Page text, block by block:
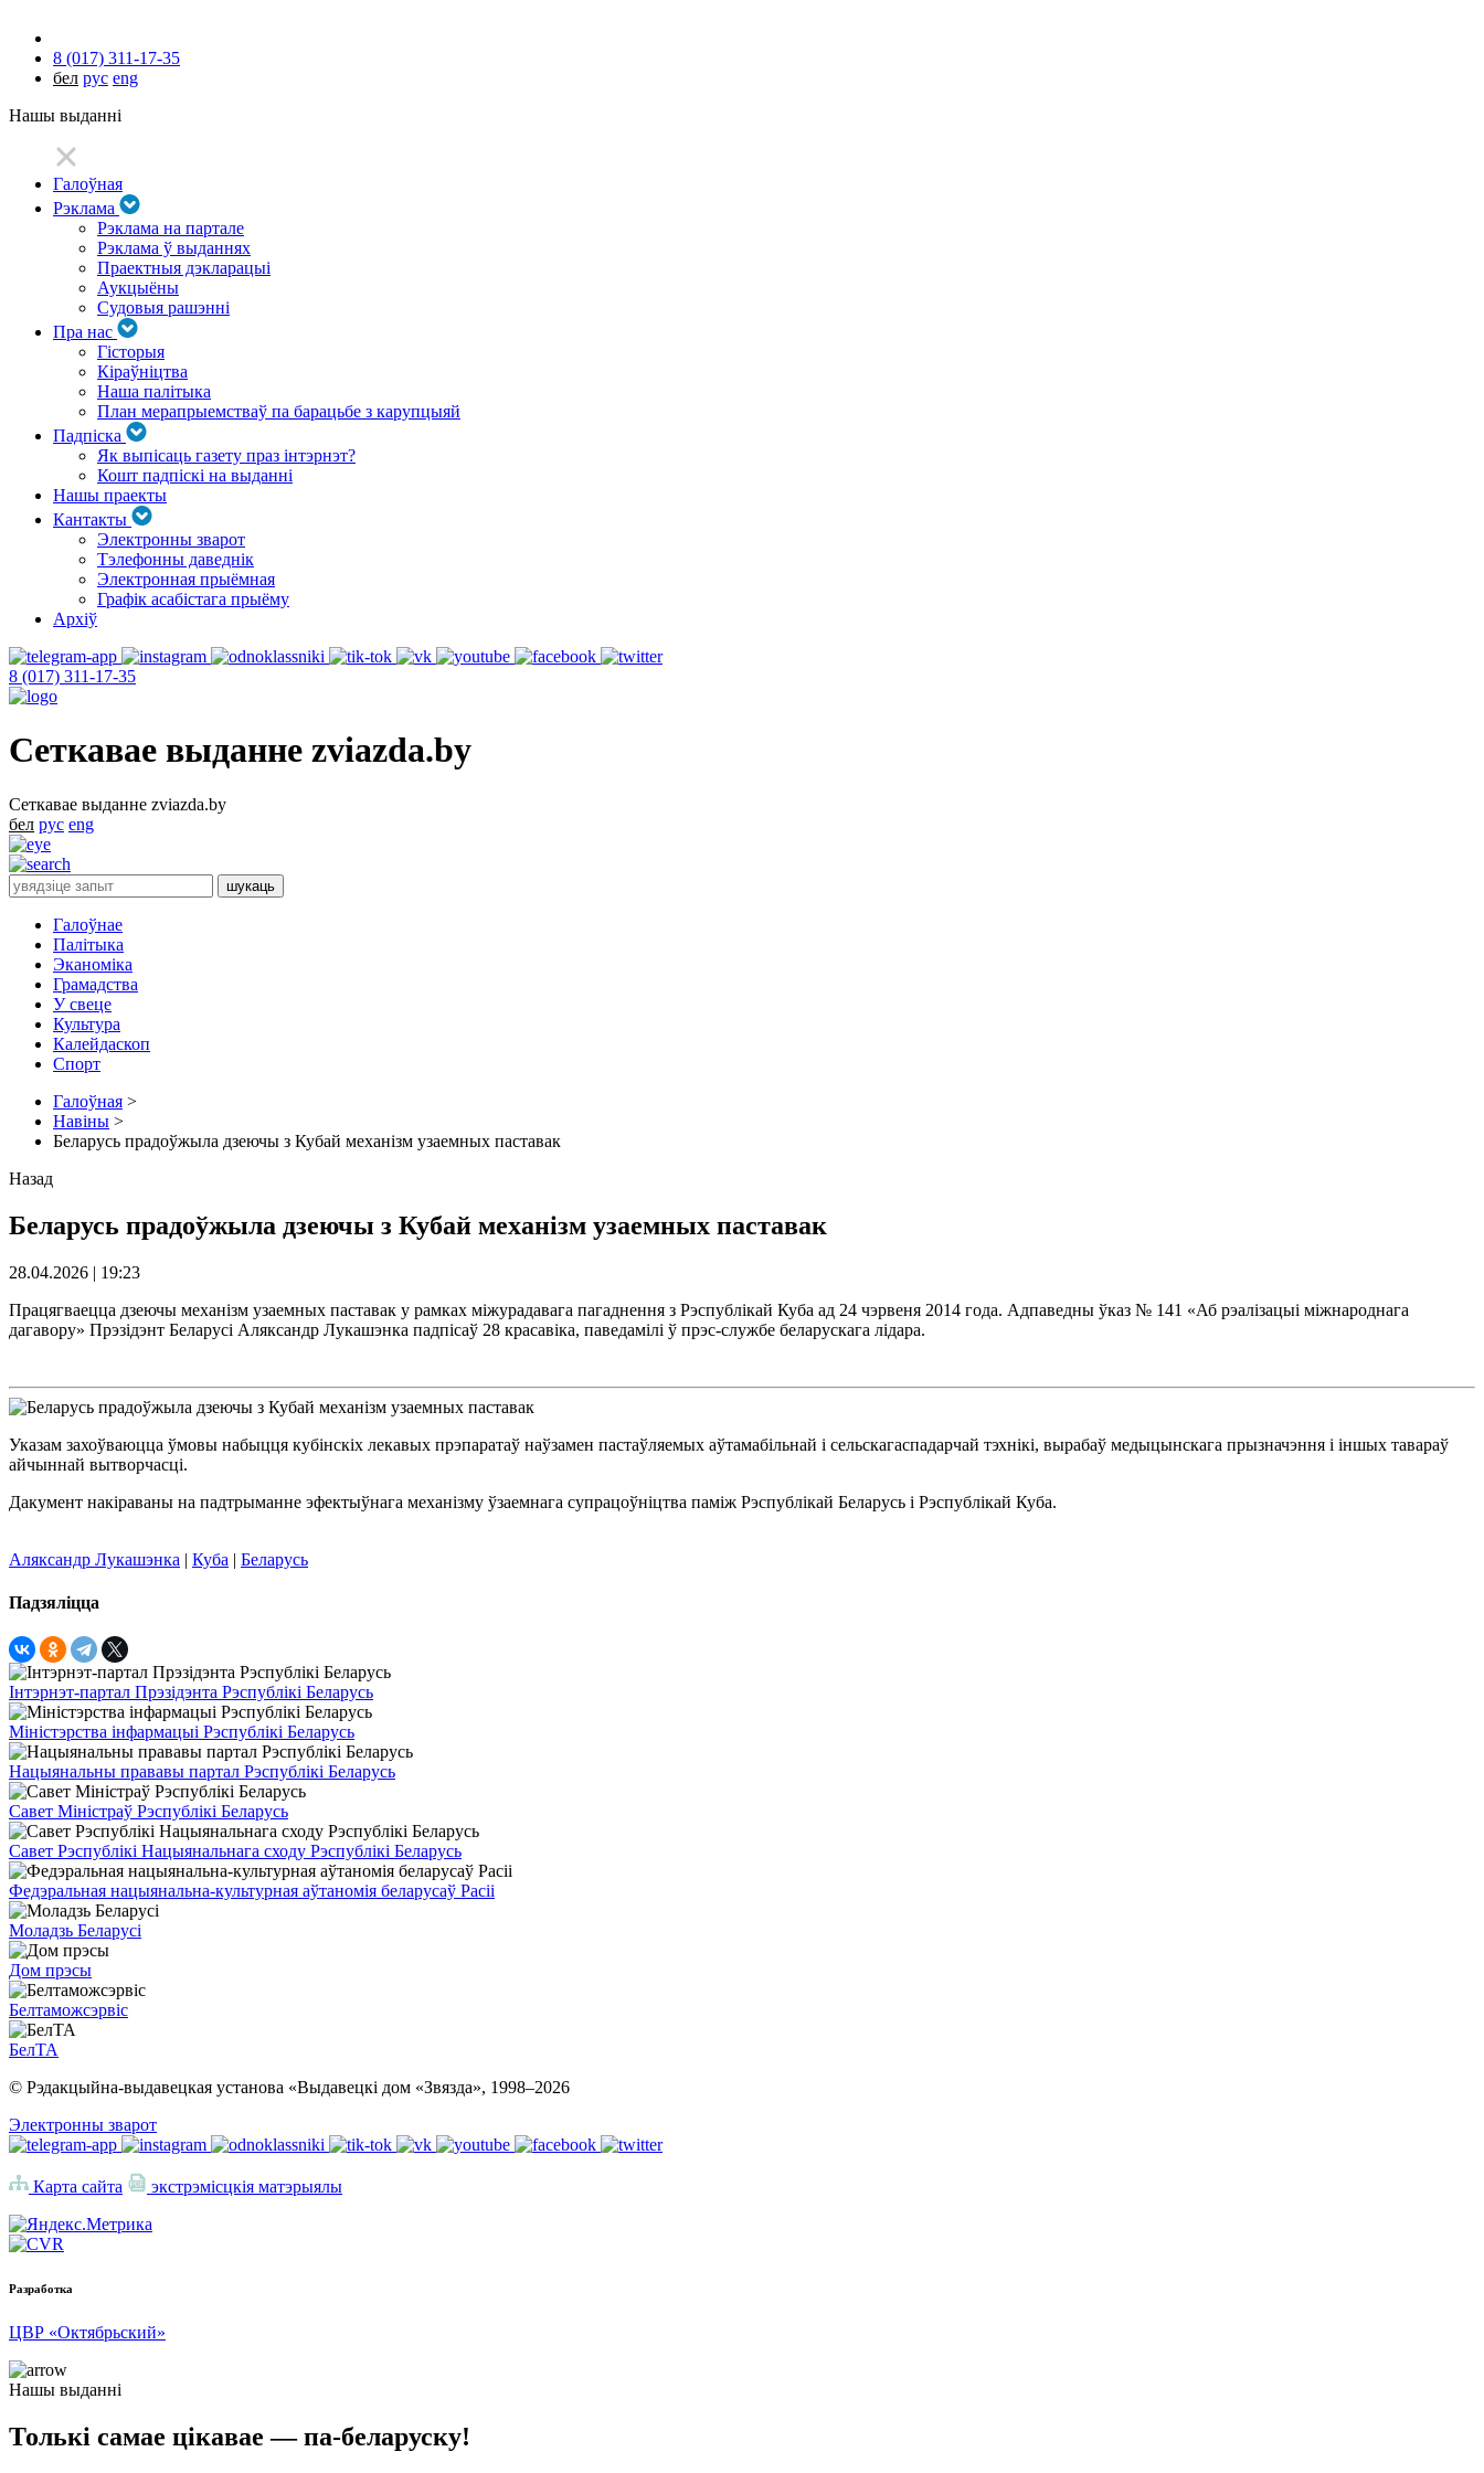
8 (017) 311-17-35
бел рус eng
Нашы выданні
Галоўная
Рэклама
Рэклама на партале
Рэклама ў выданнях
Праектныя дэкларацыі
Аукцыёны
Судовыя рашэнні
Пра нас
Гісторыя
Кіраўніцтва
Наша палітыка
План мерапрыемстваў па барацьбе з карупцыяй
Падпіска
Як выпісаць газету праз інтэрнэт?
Кошт падпіскі на выданні
Нашы праекты
Кантакты
Электронны зварот
Тэлефонны даведнік
Электронная прыёмная
Графік асабістага прыёму
Архіў
8 (017) 311-17-35
Сеткавае выданне zviazda.by
Сеткавае выданне zviazda.by
бел рус eng
Галоўнае
Палітыка
Эканоміка
Грамадства
У свеце
Культура
Калейдаскоп
Спорт
Галоўная >
Навіны >
Беларусь прадоўжыла дзеючы з Кубай механізм узаемных паставак
Назад
Беларусь прадоўжыла дзеючы з Кубай механізм узаемных паставак
28.04.2026 | 19:23
Працягваецца дзеючы механізм узаемных паставак у рамках міжурадавага пагаднення з Рэспублікай Куба ад 24 чэрвеня 2014 года. Адпаведны ўказ № 141 «Аб рэалізацыі міжнароднага
дагавору» Прэзідэнт Беларусі Аляксандр Лукашэнка падпісаў 28 красавіка, паведамілі ў прэс-службе беларускага лідара.
Указам захоўваюцца ўмовы набыцця кубінскіх лекавых прэпаратаў наўзамен пастаўляемых аўтамабільнай і сельскагаспадарчай тэхнікі, вырабаў медыцынскага прызначэння і іншых тавараў
айчыннай вытворчасці.
Дакумент накіраваны на падтрыманне эфектыўнага механізму ўзаемнага супрацоўніцтва паміж Рэспублікай Беларусь і Рэспублікай Куба.
Аляксандр Лукашэнка | Куба | Беларусь
Падзяліцца
Інтэрнэт-партал Прэзідэнта Рэспублікі Беларусь
Міністэрства інфармацыі Рэспублікі Беларусь
Нацыянальны прававы партал Рэспублікі Беларусь
Савет Міністраў Рэспублікі Беларусь
Савет Рэспублікі Нацыянальнага сходу Рэспублікі Беларусь
Федэральная нацыянальна-культурная аўтаномія беларусаў Расіі
Моладзь Беларусі
Дом прэсы
Белтаможсэрвіс
БелТА
© Рэдакцыйна-выдавецкая установа «Выдавецкі дом «Звязда», 1998–2026
Электронны зварот
Карта сайта экстрэмісцкія матэрыялы
Разработка
ЦВР «Октябрьский»
Нашы выданні
Толькі самае цікавае — па-беларуску!